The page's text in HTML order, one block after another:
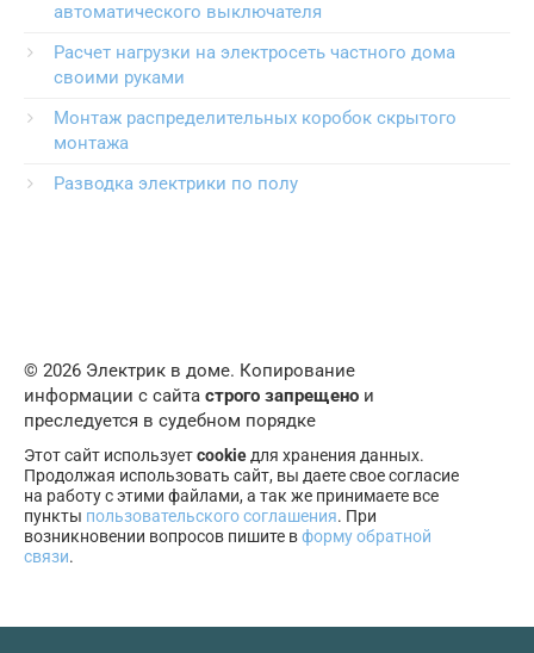
автоматического выключателя
Расчет нагрузки на электросеть частного дома
своими руками
Монтаж распределительных коробок скрытого
монтажа
Разводка электрики по полу
© 2026 Электрик в доме. Копирование
информации с сайта строго запрещено и
преследуется в судебном порядке
Этот сайт используетcookie для хранения данных.
Продолжая использовать сайт, вы даете свое согласие
на работу с этими файлами, а так же принимаете все
пункты пользовательского соглашения. При
возникновении вопросов пишите вформу обратной
связи.